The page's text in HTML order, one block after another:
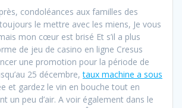
condoléances aux familles des
le mettre avec les miens, Je vous
mon cœur est brisé Et s’il a plus
de jeu de casino en ligne Cresus
une promotion pour la période de
25 décembre,taux machine a sous
et gardez le vin en bouche tout en
un peu d’air. A voir également dans le